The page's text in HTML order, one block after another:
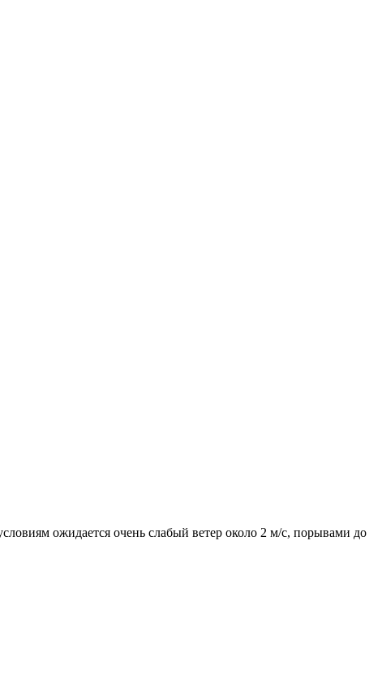
ожидается очень слабый ветер около 2 м/с, порывами до